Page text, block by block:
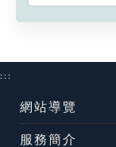
:::
網站導覽
服務簡介